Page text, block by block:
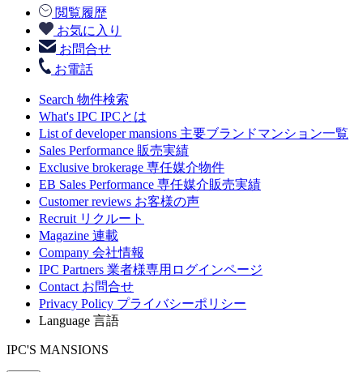
閲覧履歴
お気に入り
お問合せ
お電話
Search 物件検索
What's IPC IPCとは
List of developer mansions 主要ブランドマンション一覧
Sales Performance 販売実績
Exclusive brokerage 専任媒介物件
EB Sales Performance 専任媒介販売実績
Customer reviews お客様の声
Recruit リクルート
Magazine 連載
Company 会社情報
IPC Partners 業者様専用ログインページ
Contact お問合せ
Privacy Policy プライバシーポリシー
Language 言語
IPC'S MANSIONS